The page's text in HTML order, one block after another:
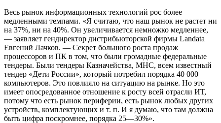
Весь рынок информационных технологий рос более
медленными темпами. «Я считаю, что наш рынок не растет ни
на 37%, ни на 40%. Он увеличивается немножко медленнее,
— заявляет гендиректор дистрибьюторской фирмы Landata
Евгений Лачков. — Секрет большого роста продаж
процессоров и ПК в том, что были громадные федеральные
тендеры. Были тендеры Казначейства, МНС, всем известный
тендер «Дети России», который потребил порядка 40 000
компьютеров. Это повлияло на ситуацию на рынке. Но это
имеет опосредованное отношение к росту всей отрасли ИТ,
потому что есть рынок периферии, есть рынок любых других
устройств, комплектующих и т. п. И я думаю, что там должна
быть цифра поскромнее, порядка 25—30%».